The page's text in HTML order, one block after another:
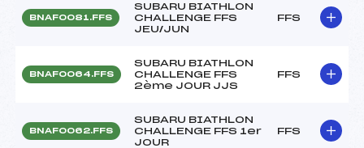
BNAF0081.FFS
SUBARU BIATHLON
CHALLENGE FFS
JEU/JUN
FFS
BNAF0064.FFS
SUBARU BIATHLON
CHALLENGE FFS
2ème JOUR JJS
FFS
BNAF0062.FFS
SUBARU BIATHLON
CHALLENGE FFS 1er
JOUR
FFS